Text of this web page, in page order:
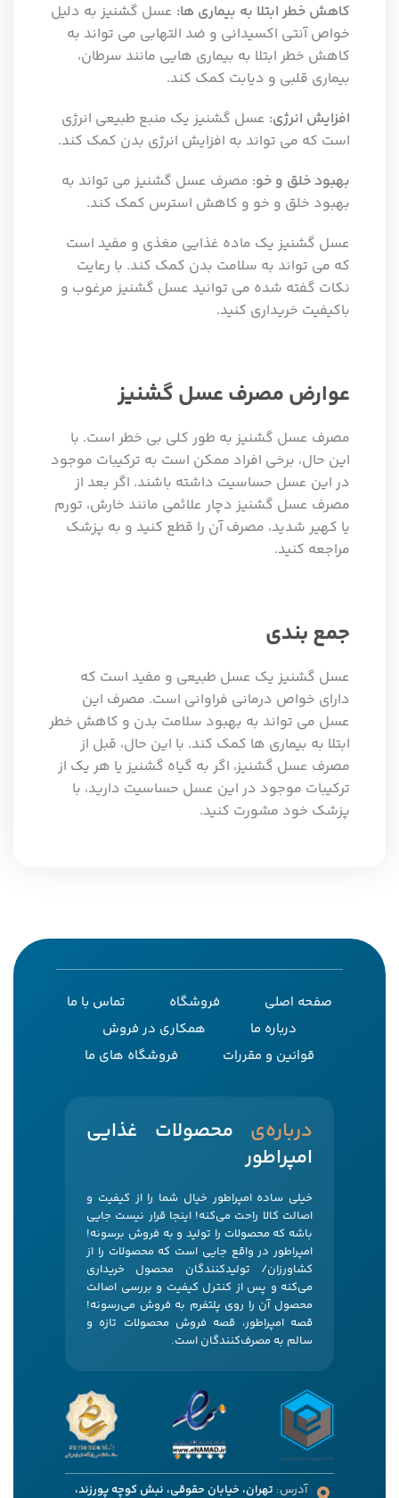
کاهش خطر ابتلا به بیماری ها: عسل گشنیز به دلیل
خواص آنتی اکسیدانی و ضد التهابی می تواند به
کاهش خطر ابتلا به بیماری هایی مانند سرطان،
بیماری قلبی و دیابت کمک کند.
افزایش انرژی: عسل گشنیز یک منبع طبیعی انرژی
است که می تواند به افزایش انرژی بدن کمک کند.
بهبود خلق و خو: مصرف عسل گشنیز می تواند به
بهبود خلق و خو و کاهش استرس کمک کند.
عسل گشنیز یک ماده غذایی مغذی و مفید است
که می تواند به سلامت بدن کمک کند. با رعایت
نکات گفته شده می توانید عسل گشنیز مرغوب و
باکیفیت خریداری کنید.
عوارض مصرف عسل گشنیز
مصرف عسل گشنیز به طور کلی بی خطر است. با
این حال، برخی افراد ممکن است به ترکیبات موجود
در این عسل حساسیت داشته باشند. اگر بعد از
مصرف عسل گشنیز دچار علائمی مانند خارش، تورم
یا کهیر شدید، مصرف آن را قطع کنید و به پزشک
مراجعه کنید.
جمع بندی
عسل گشنیز یک عسل طبیعی و مفید است که
دارای خواص درمانی فراوانی است. مصرف این
عسل می تواند به بهبود سلامت بدن و کاهش خطر
ابتلا به بیماری ها کمک کند. با این حال، قبل از
مصرف عسل گشنیز، اگر به گیاه گشنیز یا هر یک از
ترکیبات موجود در این عسل حساسیت دارید، با
پزشک خود مشورت کنید.
صفحه اصلی فروشگاه
تماس با ما
درباره ما
همکاری در فروش
قوانین و مقررات
فروشگاه های ما
‌درباره‌ی
محصولات غذایی
امپراطور
خیلی ساده امپراطور خیال شما را از کیفیت و
اصالت کالا راحت می‌کنه! اینجا قرار نیست جایی
باشه که محصولات را تولید و به فروش برسونه!
امپراطور در واقع جایی است که محصولات را از
کشاورزان/ تولیدکنندگان محصول خریداری
می‌کنه و پس از کنترل کیفیت و بررسی اصالت
محصول آن را روی پلتفرم به فروش می‌رسونه!
قصه امپراطور، قصه فروش محصولات تازه و
سالم به مصرف‌کنندگان است.
آدرس: تهران، خیابان حقوقی، نبش کوچه پورزند،